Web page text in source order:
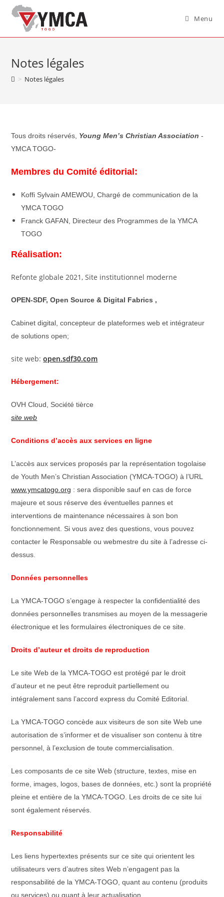
Menu
Notes légales
> Notes légales
Tous droits réservés, Young Men’s Christian Association -
YMCA TOGO-
Membres du Comité éditorial :
Koffi Sylvain AMEWOU, Chargé de communication de la
YMCA TOGO
Franck GAFAN, Directeur des Programmes de la YMCA
TOGO
Réalisation:
Refonte globale 2021, Site institutionnel moderne
OPEN-SDF, Open Source & Digital Fabrics ,
Cabinet digital, concepteur de plateformes web et intégrateur
de solutions open;
site web:open.sdf30.com
Hébergement:
OVH Cloud, Société tièrce
site web
Conditions d’accès aux services en ligne
L’accès aux services proposés par la représentation togolaise
de Youth Men’s Christian Association (YMCA-TOGO) à l’URL
www.ymcatogo.org : sera disponible sauf en cas de force
majeure et sous réserve des éventuelles pannes et
interventions de maintenance nécessaires à son bon
fonctionnement. Si vous avez des questions, vous pouvez
contacter le Responsable ou webmestre du site à l’adresse ci-
dessus.
Données personnelles
La YMCA-TOGO s’engage à respecter la confidentialité des
données personnelles transmises au moyen de la messagerie
électronique et les formulaires électroniques de ce site.
Droits d’auteur et droits de reproduction
Le site Web de la YMCA-TOGO est protégé par le droit
d’auteur et ne peut être reproduit partiellement ou
intégralement sans l’accord express du Comité Editorial.
La YMCA-TOGO concède aux visiteurs de son site Web une
autorisation de s’informer et de visualiser son contenu à titre
personnel, à l’exclusion de toute commercialisation.
Les composants de ce site Web (structure, textes, mise en
forme, images, logos, bases de données, etc.) sont la propriété
pleine et entière de la YMCA-TOGO. Les droits de ce site lui
sont également réservés.
Responsabilité
Les liens hypertextes présents sur ce site qui orientent les
utilisateurs vers d’autres sites Web n’engagent pas la
responsabilité de la YMCA-TOGO, quant au contenu (produits
ou services) ou quant à leur actualisation.